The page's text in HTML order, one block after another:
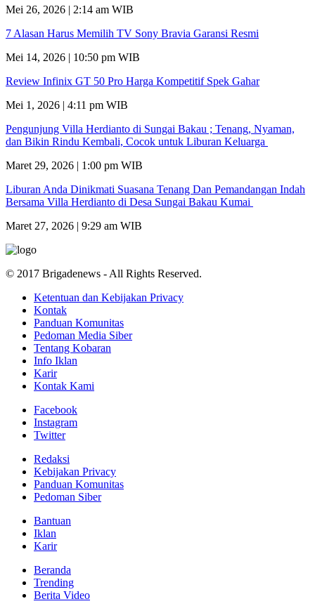
Mei 26, 2026 | 2:14 am WIB
7 Alasan Harus Memilih TV Sony Bravia Garansi Resmi
Mei 14, 2026 | 10:50 pm WIB
Review Infinix GT 50 Pro Harga Kompetitif Spek Gahar
Mei 1, 2026 | 4:11 pm WIB
Pengunjung Villa Herdianto di Sungai Bakau ; Tenang, Nyaman,
dan Bikin Rindu Kembali, Cocok untuk Liburan Keluarga
Maret 29, 2026 | 1:00 pm WIB
Liburan Anda Dinikmati Suasana Tenang Dan Pemandangan Indah
Bersama Villa Herdianto di Desa Sungai Bakau Kumai
Maret 27, 2026 | 9:29 am WIB
© 2017 Brigadenews - All Rights Reserved.
Ketentuan dan Kebijakan Privacy
Kontak
Panduan Komunitas
Pedoman Media Siber
Tentang Kobaran
Info Iklan
Karir
Kontak Kami
Facebook
Instagram
Twitter
Redaksi
Kebijakan Privacy
Panduan Komunitas
Pedoman Siber
Bantuan
Iklan
Karir
Beranda
Trending
Berita Video